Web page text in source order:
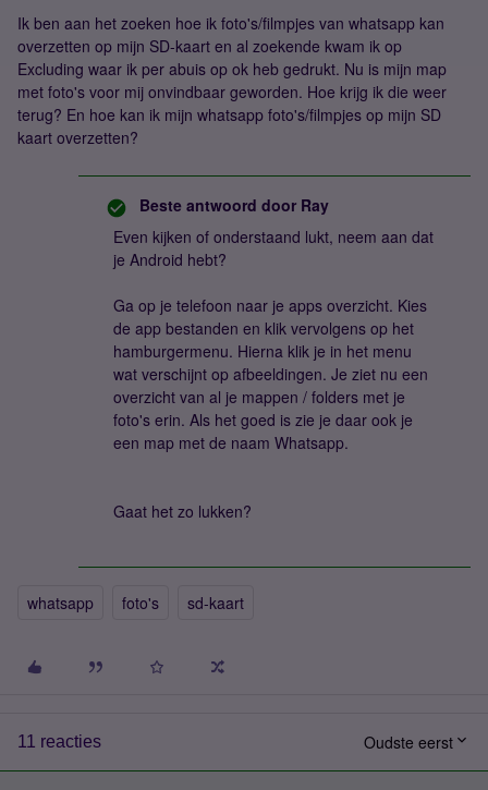
Ik ben aan het zoeken hoe ik foto's/filmpjes van whatsapp kan
overzetten op mijn SD-kaart en al zoekende kwam ik op
Excluding waar ik per abuis op ok heb gedrukt. Nu is mijn map
met foto's voor mij onvindbaar geworden. Hoe krijg ik die weer
terug? En hoe kan ik mijn whatsapp foto's/filmpjes op mijn SD
kaart overzetten?
Beste antwoord door Ray
Even kijken of onderstaand lukt, neem aan dat
je Android hebt?
Ga op je telefoon naar je apps overzicht. Kies
de app bestanden en klik vervolgens op het
hamburgermenu. Hierna klik je in het menu
wat verschijnt op afbeeldingen. Je ziet nu een
overzicht van al je mappen / folders met je
foto's erin. Als het goed is zie je daar ook je
een map met de naam Whatsapp.
Gaat het zo lukken?
whatsapp foto's sd-kaart
11 reacties Oudste eerst